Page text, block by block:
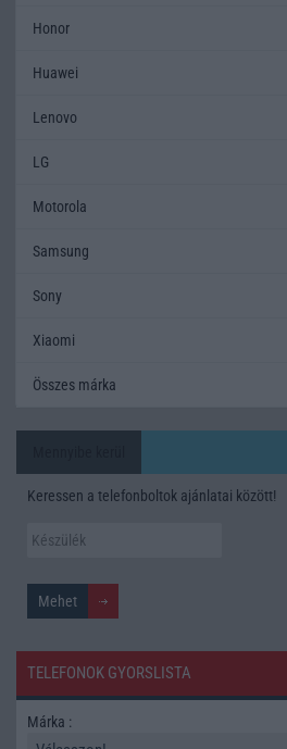
Honor
Huawei
Lenovo
LG
Motorola
Samsung
Sony
Xiaomi
Összes márka
Keressen a telefonboltok ajánlatai között!
TELEFONOK GYORSLISTA
Márka :